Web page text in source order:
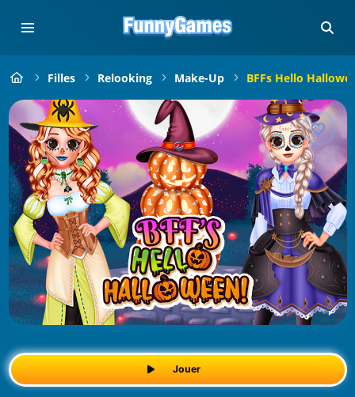
Filles Relooking Make-Up BFFs Hello
Jouer